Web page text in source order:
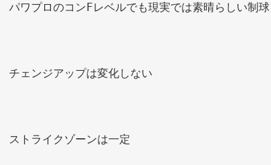
パワプロのコンFレベルでも現実では素晴らしい制球
チェンジアップは変化しない
ストライクゾーンは一定